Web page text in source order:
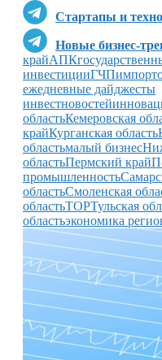
Стартапы и
Новые бизнес-
крайАПК
инвестицииГЧП
ежедневные дайджесты
инвестновостей
областьКемеровская
крайКурганская область
областьмалый бизнес
областьПермский край
промышленность
областьСмоленская
областьТОРТульская
областьэкономика